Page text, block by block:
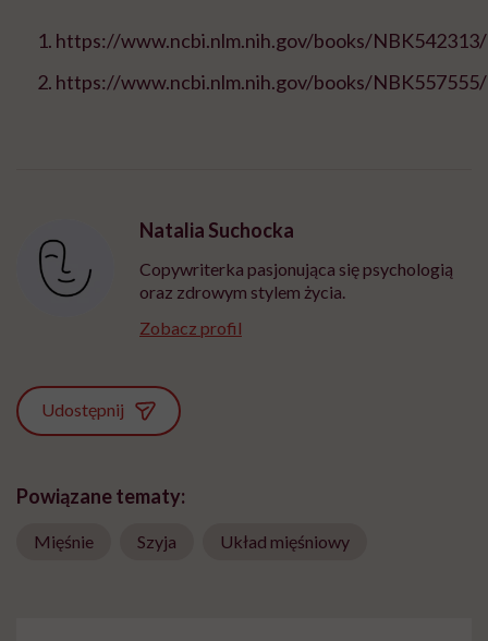
https://www.ncbi.nlm.nih.gov/books/NBK542313/
https://www.ncbi.nlm.nih.gov/books/NBK557555/
Natalia Suchocka
Copywriterka pasjonująca się psychologią
oraz zdrowym stylem życia.
Zobacz profil
Udostępnij
Powiązane tematy:
Mięśnie Szyja Układ mięśniowy